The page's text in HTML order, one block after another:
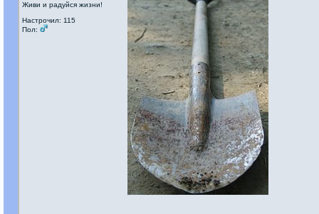
Живи и радуйся жизни!
Настрочил: 115
Пол: